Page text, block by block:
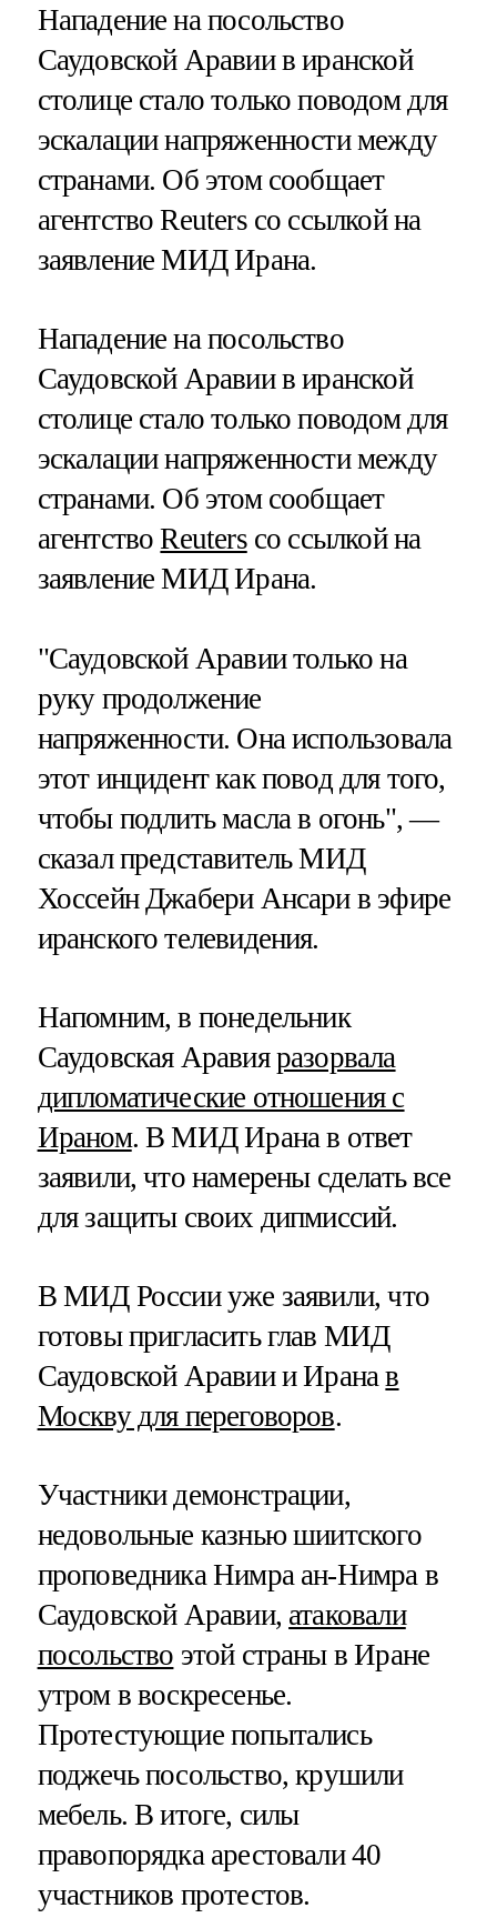
Нападение на посольство
Саудовской Аравии в иранской
столице стало только поводом для
эскалации напряженности между
странами. Об этом сообщает
агентство Reuters со ссылкой на
заявление МИД Ирана.
Нападение на посольство
Саудовской Аравии в иранской
столице стало только поводом для
эскалации напряженности между
странами. Об этом сообщает
агентствоReutersсо ссылкой на
заявление МИД Ирана.
"Саудовской Аравии только на
руку продолжение
напряженности. Она использовала
этот инцидент как повод для того,
чтобы подлить масла в огонь", —
сказал представитель МИД
Хоссейн Джабери Ансари в эфире
иранского телевидения.
Напомним, в понедельник
Саудовская Аравияразорвала
дипломатические отношения с
Ираном. В МИД Ирана в ответ
заявили, что намерены сделать все
для защиты своих дипмиссий.
В МИД России уже заявили, что
готовы пригласить глав МИД
Саудовской Аравии и Иранав
Москву для переговоров.
Участники демонстрации,
недовольные казнью шиитского
проповедника Нимра ан-Нимра в
Саудовской Аравии, атаковали
посольство этой страны в Иране
утром в воскресенье.
Протестующие попытались
поджечь посольство, крушили
мебель. В итоге, силы
правопорядка арестовали 40
участников протестов.